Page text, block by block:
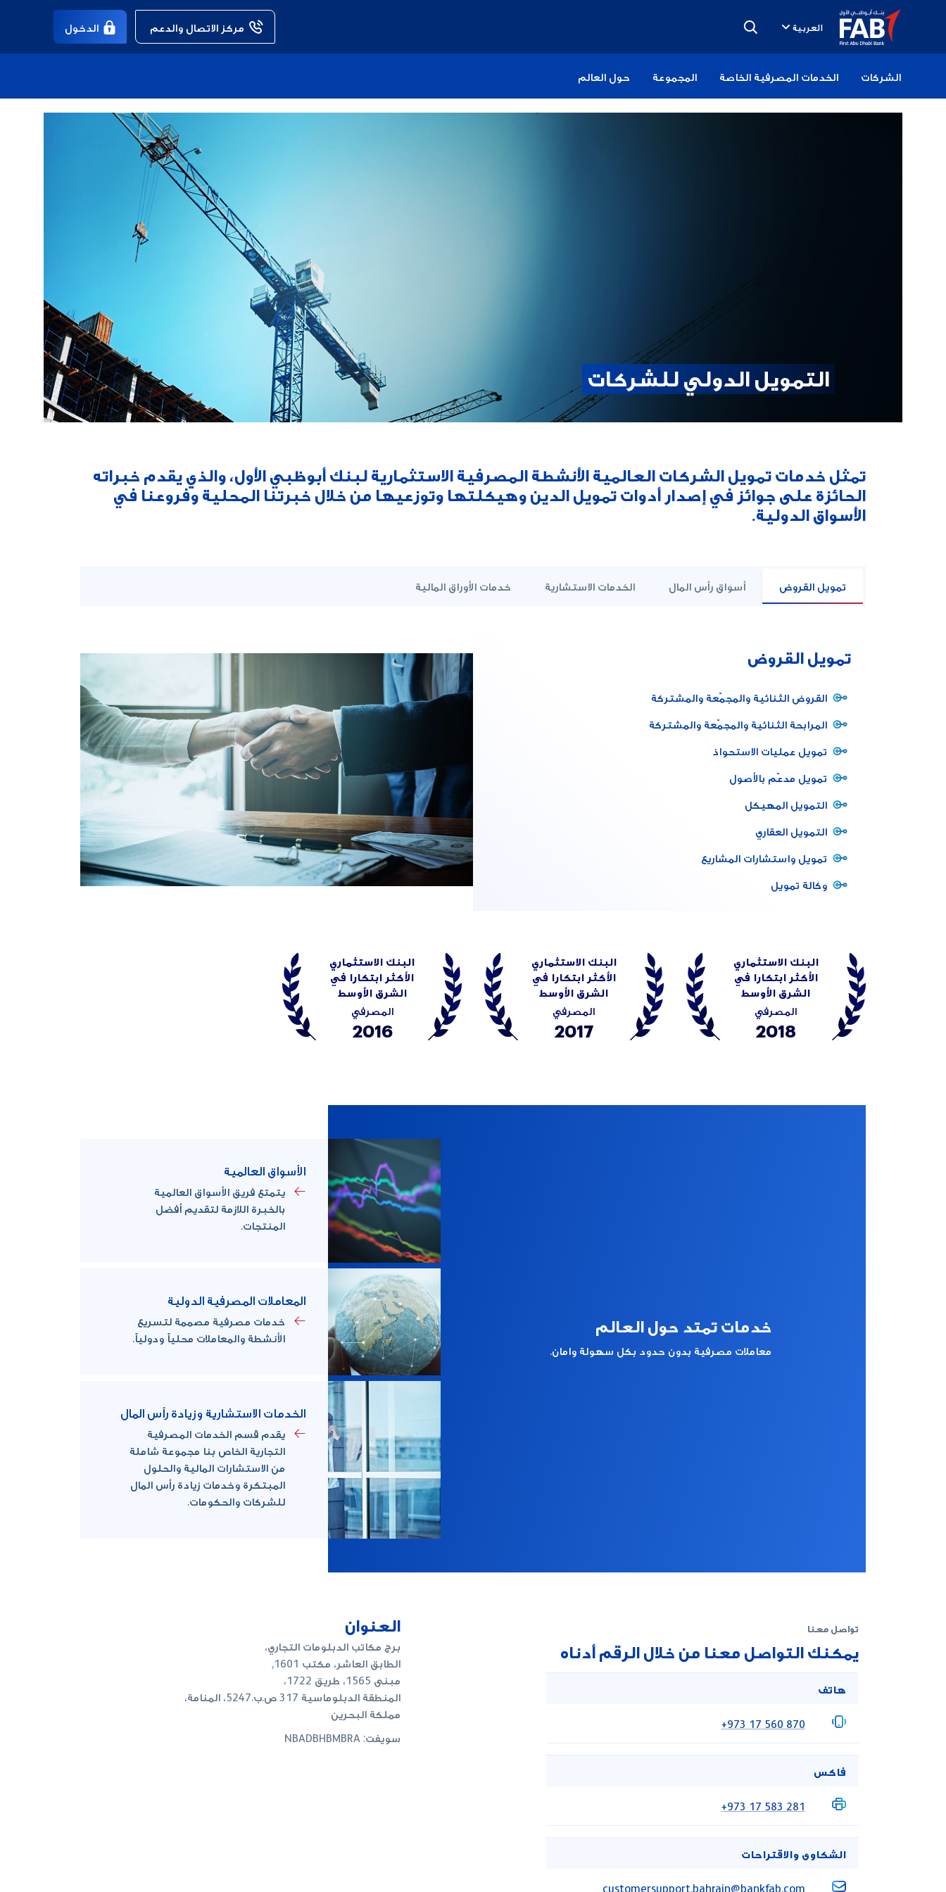
العربية مركز الاتصال والدعم الدخول
الشركات الخدمات المصرفية الخاصة المجموعة حول العالم
التمويل الدولي للشركات
تمثل خدمات تمويل الشركات العالمية الأنشطة المصرفية الاستثمارية لبنك أبوظبي الأول، والذي يقدم خبراته
الحائزة على جوائز في إصدار أدوات تمويل الدين وهيكلتها وتوزعيها من خلال خبرتنا المحلية وفروعنا في
الأسواق الدولية.
تمويل القروض أسواق رأس المال الخدمات الاستشارية خدمات الأوراق المالية
تمويل القروض
القروض الثنائية والمجمّعة والمشتركة
المرابحة الثنائية والمجمّعة والمشتركة
تمويل عمليات الاستحواذ
تمويل مدعّم بالأصول
التمويل المهيكل
التمويل العقاري
تمويل واستشارات المشاريع
وكالة تمويل
البنك الاستثماري
الأكثر ابتكارا في
الشرق الأوسط
المصرفي
2018
البنك الاستثماري
الأكثر ابتكارا في
الشرق الأوسط
المصرفي
2017
البنك الاستثماري
الأكثر ابتكارا في
الشرق الأوسط
المصرفي
2016
خدمات تمتد حول العالم
معاملات مصرفية بدون حدود بكل سهولة وامان.
الأسواق العالمية
يتمتع فريق الأسواق العالمية
بالخبرة اللازمة لتقديم أفضل
المنتجات.
المعاملات المصرفية الدولية
خدمات مصرفية مصممة لتسريع
الأنشطة والمعاملات محلياً ودولياً.
الخدمات الاستشارية وزيادة رأس المال
يقدم قسم الخدمات المصرفية
التجارية الخاص بنا مجموعة شاملة
من الاستشارات المالية والحلول
المبتكرة وخدمات زيادة رأس المال
للشركات والحكومات.
تواصل معنا
يمكنك التواصل معنا من خلال الرقم أدناه
هاتف
‎‎+973 17 560 870‎
فاكس
‎‎+973 17 583 281‎
الشكاوى والاقتراحات
customersupport.bahrain@bankfab.com
العنوان
برج مكاتب الدبلومات التجاري،
الطابق العاشر، مكتب 1601,
مبنى 1565، طريق 1722،
المنطقة الدبلوماسية 317 ص.ب.5247، المنامة،
مملكة البحرين
سويفت: NBADBHBMBRA